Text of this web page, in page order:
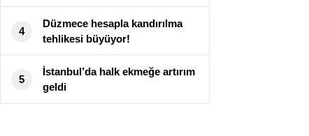
4
Düzmece hesapla kandırılma
tehlikesi büyüyor!
5
İstanbul’da halk ekmeğe artırım
geldi